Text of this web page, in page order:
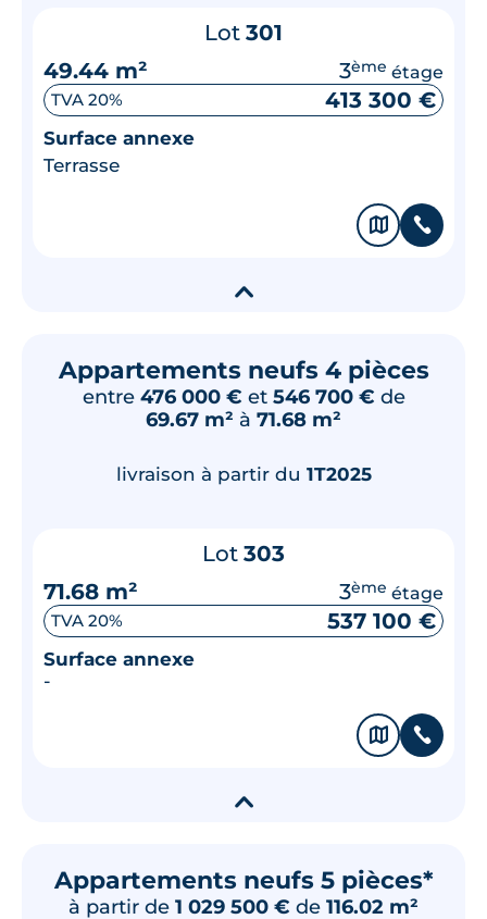
Lot 301
49.44 m²
3ème étage
TVA 20% 413 300 €
Surface annexe
Terrasse
🗞 📞
▾
Appartements neufs 4 pièces
entre 476 000 € et 546 700 € de
69.67 m² à 71.68 m²
livraison à partir du 1T2025
Lot 303
71.68 m²
3ème étage
TVA 20% 537 100 €
Surface annexe
-
🗞 📞
▾
Appartements neufs 5 pièces*
à partir de 1 029 500 € de 116.02 m²